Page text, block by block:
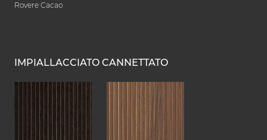
Rovere Cacao
IMPIALLACCIATO CANNETTATO